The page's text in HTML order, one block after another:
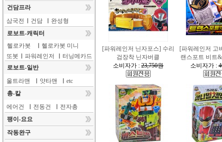
건담프라
삼국전
건담
완성형
로보트-캐릭터
헬로카봇
헬로카봇 미니
또봇
파워레인저
터닝메카드
로보트-일반
울트라맨
얏타맨
etc
총-칼
에어건
전동건
전자총
팽이-요요
작동완구
[파워레인저 닌자포스] 수리
검장착 닌자버클
소비자가 : 23,750원
[파워레인저 고
랜스포트 비트
소비자가 :